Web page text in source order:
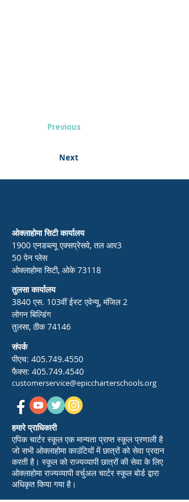
Previous
Next
ओक्लाहोमा सिटी कार्यालय
1900 एनडब्ल्यू एक्सप्रेसवे, तल आर3
50 पेन प्लेस
ओक्लाहोमा सिटी, ओके 73118
तुलसा कार्यालय
3840 एस. 103वीं ईस्ट एवेन्यू, मंजिल 2
लोगन बिल्डिंग
तुलसा, ठीक 74146
संपर्क
पीएच: 405.749.4550
फैक्स: 405.749.4540
customerservice@epiccharterschools.org
हमारे प्राधिकारी
एपिक चार्टर स्कूल एक मान्यता प्राप्त स्कूल प्रणाली है
जो सभी ओक्लाहोमा काउंटियों में छात्रों को सेवा प्रदान
करती है। स्कूल को राज्यव्यापी छात्रों की सेवा के लिए
ओक्लाहोमा राज्यव्यापी वर्चुअल चार्टर स्कूल बोर्ड द्वारा
अधिकृत किया गया है।